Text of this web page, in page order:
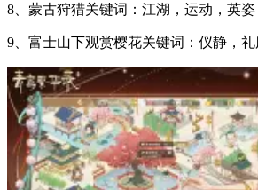
8、蒙古狩猎关键词：江湖，运动，英
9、富士山下观赏樱花关键词：仪静，